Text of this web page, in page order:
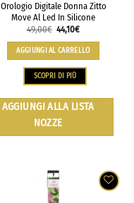
Orologio Digitale Donna Zitto
Move Al Led In Silicone
49,00€ 44,10€
AGGIUNGI AL CARRELLO
SCOPRI DI PIÙ
AGGIUNGI ALLA LISTA
NOZZE